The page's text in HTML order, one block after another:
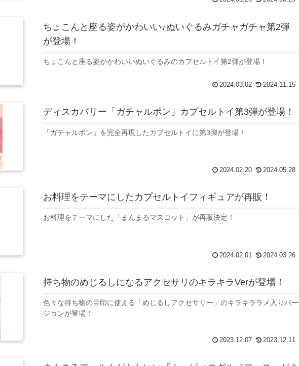
ちょこんと座る姿がかわいい♪ぬいぐるみガチャガチャ第2弾
が登場！
ちょこんと座る姿がかわいいぬいぐるみのカプセルトイ第2弾が登場！
2024.03.02 2024.11.15
ディスカバリー「ガチャルポン」カプセルトイ第3弾が登場！
「ガチャルポン」を完全再現したカプセルトイに第3弾が登場！
2024.02.20 2024.05.28
お料理をテーマにしたカプセルトイフィギュアが再販！
お料理をテーマにした「まんまるマスコット」が再販決定！
2024.02.01 2024.03.26
持ち物のめじるしになるアクセサリのキラキラVerが登場！
色々な持ち物の目印に使える「めじるしアクセサリー」のキラキララメ入りバー
ジョンが登場！
2023.12.07 2023.12.11